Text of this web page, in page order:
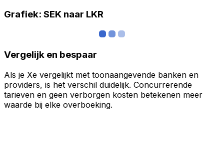
Grafiek: SEK naar LKR
Vergelijk en bespaar
Als je Xe vergelijkt met toonaangevende banken en
providers, is het verschil duidelijk. Concurrerende
tarieven en geen verborgen kosten betekenen meer
waarde bij elke overboeking.